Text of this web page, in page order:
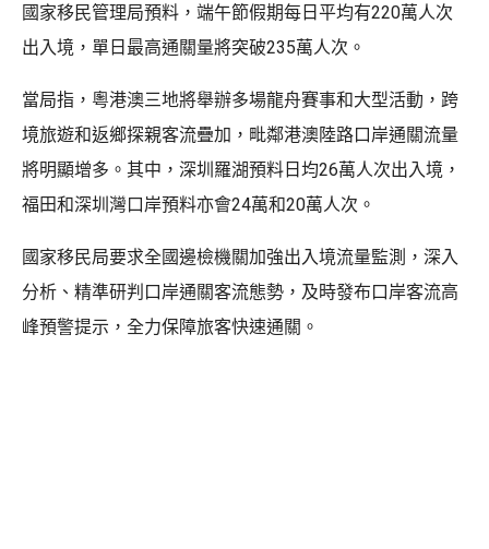
國家移民管理局預料，端午節假期每日平均有220萬人次
出入境，單日最高通關量將突破235萬人次。
當局指，粵港澳三地將舉辦多場龍舟賽事和大型活動，跨
境旅遊和返鄉探親客流疊加，毗鄰港澳陸路口岸通關流量
將明顯增多。其中，深圳羅湖預料日均26萬人次出入境，
福田和深圳灣口岸預料亦會24萬和20萬人次。
國家移民局要求全國邊檢機關加強出入境流量監測，深入
分析、精準研判口岸通關客流態勢，及時發布口岸客流高
峰預警提示，全力保障旅客快速通關。